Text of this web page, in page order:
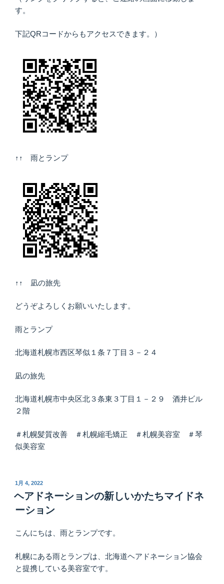
す。
下記QRコードからもアクセスできます。）
↑↑ 雨とランプ
↑↑ 凪の旅先
どうぞよろしくお願いいたします。
雨とランプ
北海道札幌市西区琴似１条７丁目３－２４
凪の旅先
北海道札幌市中央区北３条東３丁目１－２９ 酒井ビル
２階
＃札幌髪質改善 ＃札幌縮毛矯正 ＃札幌美容室 ＃琴
似美容室
投
1月 4, 2022
ヘアドネーションの新しいかたちマイドネ
ーション
こんにちは、雨とランプです。
札幌にある雨とランプは、北海道ヘアドネーション協会
と提携している美容室です。